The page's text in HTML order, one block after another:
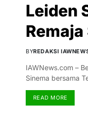
Leiden
BYREDAKSI
IAWNews.com –
Sinema bersama
READ MORE